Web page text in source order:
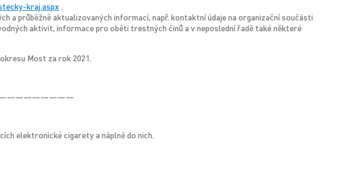
kraj.aspx .
a průběžně aktualizovaných informací, např. kontaktní údaje na organizační součásti
aktivit, informace pro oběti trestných činů a v neposlední řadě také některé
Most za rok 2021.
elektronické cigarety a náplně do nich.